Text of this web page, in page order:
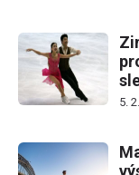
5.